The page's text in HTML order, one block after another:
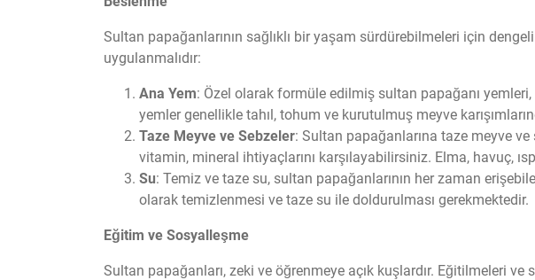
Sultan papağanlarının sağlıklı bir yaşam sürdürebilmeleri için
uygulanmalıdır:
Ana Yem: Özel olarak formüle edilmiş sultan papağanı yemleri,
yemler genellikle tahıl, tohum ve kurutulmuş meyve
Taze Meyve ve Sebzeler: Sultan papağanlarına taze meyve
vitamin, mineral ihtiyaçlarını karşılayabilirsiniz. Elma, havuç,
Su: Temiz ve taze su, sultan papağanlarının her zaman
olarak temizlenmesi ve taze su ile doldurulması gerekmektedir.
Eğitim ve Sosyalleşme
Sultan papağanları, zeki ve öğrenmeye açık kuşlardır. Eğitilmeleri ve